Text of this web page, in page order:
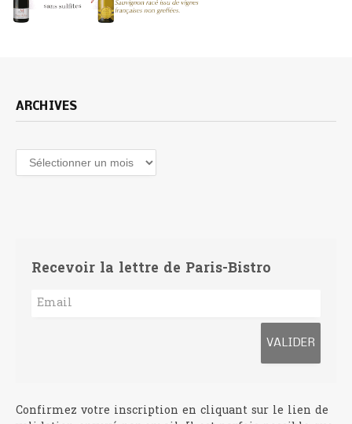
ARCHIVES
Archives
Recevoir la lettre de Paris-Bistro
Confirmez votre inscription en cliquant sur le lien de